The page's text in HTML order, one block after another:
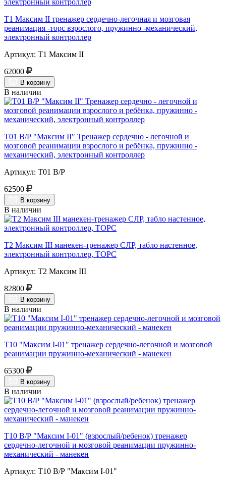
Т1 Максим II тренажер сердечно-легочная и мозговая
реанимация -торс взрослого, пружинно -механический,
электронный контроллер
Артикул: Т1 Максим II
62000
В корзину
В наличии
Т01 В/Р "Максим II" Тренажер сердечно - легочной и
мозговой реанимации взрослого и ребёнка, пружинно -
механический, электронный контроллер
Артикул: Т01 В/Р
62500
В корзину
В наличии
Т2 Максим III манекен-тренажер СЛР, табло настенное,
электронный контроллер, ТОРС
Артикул: Т2 Максим III
82800
В корзину
В наличии
Т10 "Максим I-01" тренажер сердечно-легочной и мозговой
реанимации пружинно-механический - манекен
65300
В корзину
В наличии
Т10 В/Р "Максим I-01" (взрослый/ребенок) тренажер
сердечно-легочной и мозговой реанимации пружинно-
механический - манекен
Артикул: Т10 В/Р "Максим I-01"